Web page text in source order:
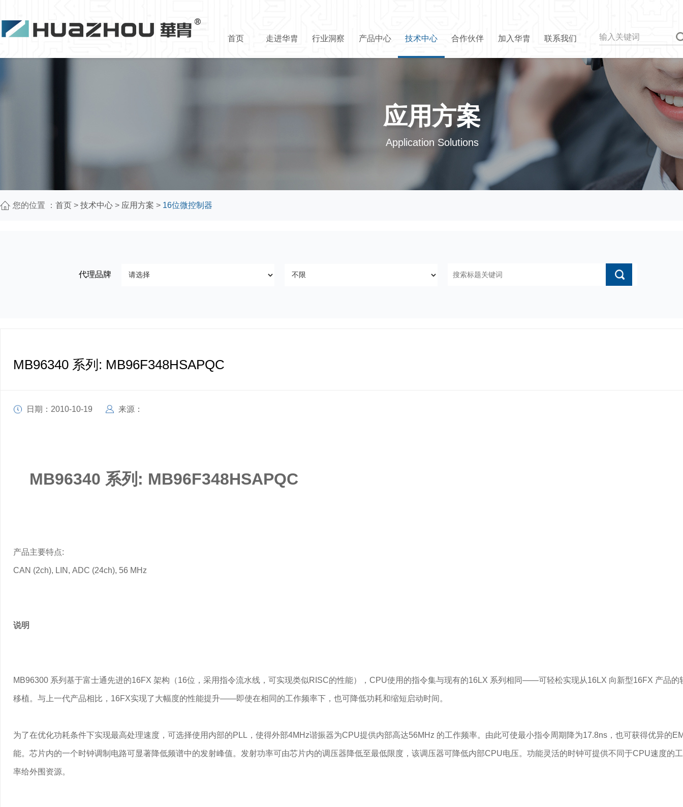
首页 走进华胄 行业洞察 产品中心 技术中心 合作伙伴 加入华胄 联系我们
应用方案
Application Solutions
您的位置 ： 首页 > 技术中心 > 应用方案 > 16位微控制器
代理品牌
MB96340 系列: MB96F348HSAPQC
日期：2010-10-19 来源：
MB96340 系列: MB96F348HSAPQC
产品主要特点:
CAN (2ch), LIN, ADC (24ch), 56 MHz
说明
MB96300 系列基于富士通先进的16FX 架构（16位，采用指令流水线，可实现类似RISC的性能），CPU使用的指令集与现有的16LX 系列相同——可轻松实现从16LX 向新型16FX 产品的
移植。与上一代产品相比，16FX实现了大幅度的性能提升——即使在相同的工作频率下，也可降低功耗和缩短启动时间。
为了在优化功耗条件下实现最高处理速度，可选择使用内部的PLL，使得外部4MHz谐振器为CPU提供内部高达56MHz 的工作频率。由此可使最小指令周期降为17.8ns，也可获得优异的
能。芯片内的一个时钟调制电路可显著降低频谱中的发射峰值。发射功率可由芯片内的调压器降低至最低限度，该调压器可降低内部CPU电压。功能灵活的时钟可提供不同于CPU速度的
率给外围资源。